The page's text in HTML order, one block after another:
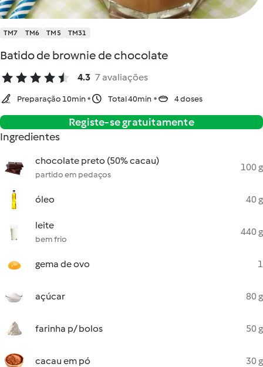
TM7 TM6 TM5 TM31
Batido de brownie de chocolate
4.3 7 avaliações
Preparação 10min Total 40min 4 doses
Registe-se gratuitamente
Ingredientes
chocolate preto (50% cacau)
partido em pedaços
100 g
óleo 40 g
leite
bem frio
440 g
gema de ovo 1
açúcar 80 g
farinha p/ bolos 50 g
cacau em pó 30 g